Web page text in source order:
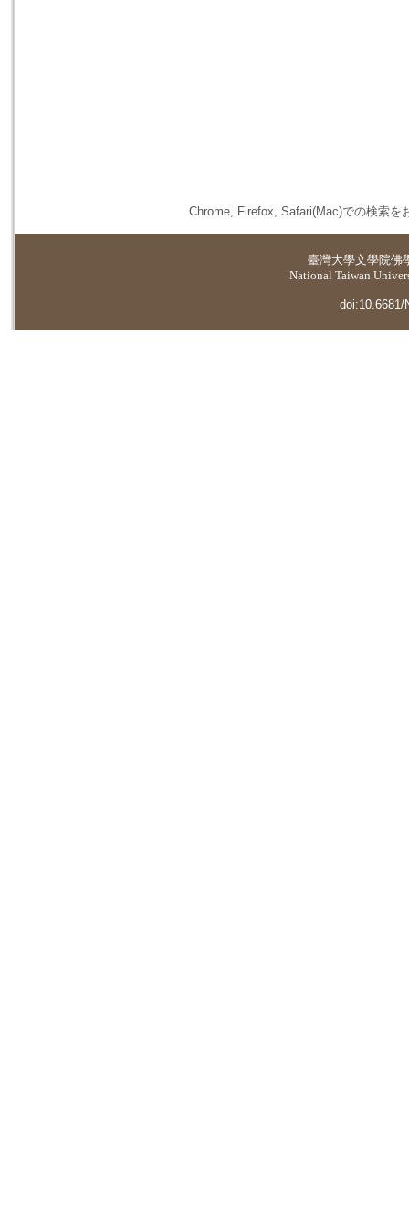
Chrome, Firefox, Safari(Mac)での検索を
臺灣大學文學院佛
National Taiwan
doi:10.6681/